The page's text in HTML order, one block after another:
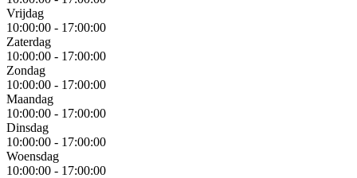
Vrijdag
10:00:00 - 17:00:00
Zaterdag
10:00:00 - 17:00:00
Zondag
10:00:00 - 17:00:00
Maandag
10:00:00 - 17:00:00
Dinsdag
10:00:00 - 17:00:00
Woensdag
10:00:00 - 17:00:00